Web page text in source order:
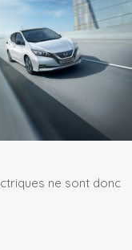
ne sont donc